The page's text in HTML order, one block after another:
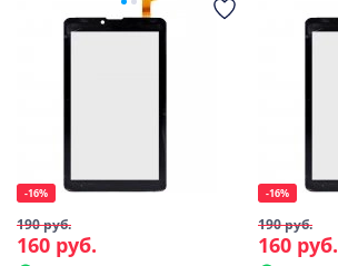
-16%
190 руб.
160 руб.
-16%
190 руб.
160 руб.